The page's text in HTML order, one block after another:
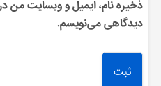
ذخیره نام، ایمیل و وبسایت من در
دیدگاهی می‌نویسم.